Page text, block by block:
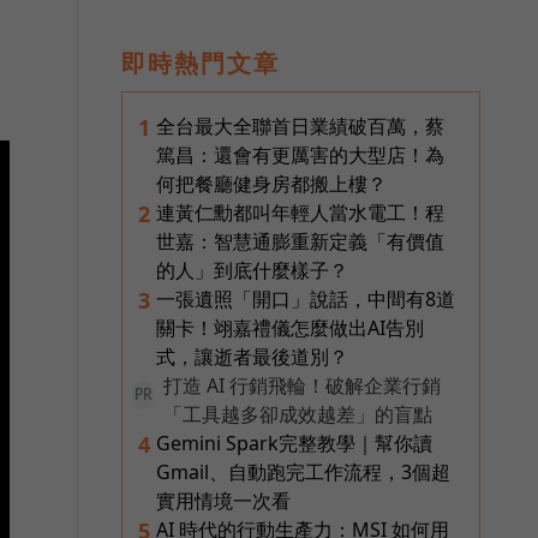
即時熱門文章
1 全台最大全聯首日業績破百萬，蔡
篤昌：還會有更厲害的大型店！為
何把餐廳健身房都搬上樓？
2 連黃仁勳都叫年輕人當水電工！程
世嘉：智慧通膨重新定義「有價值
的人」到底什麼樣子？
3 一張遺照「開口」說話，中間有8道
關卡！翊嘉禮儀怎麼做出AI告別
式，讓逝者最後道別？
PR
打造 AI 行銷飛輪！破解企業行銷
「工具越多卻成效越差」的盲點
4 Gemini Spark完整教學｜幫你讀
Gmail、自動跑完工作流程，3個超
實用情境一次看
5 AI 時代的行動生產力：MSI 如何用